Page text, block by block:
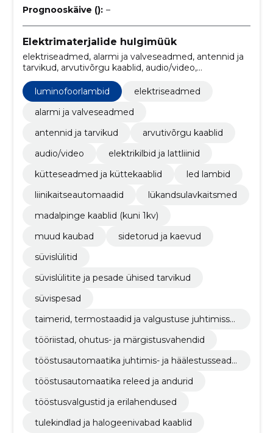
Prognooskäive (): –
Elektrimaterjalide hulgimüük
elektriseadmed, alarmi ja valveseadmed, antennid ja
tarvikud, arvutivõrgu kaablid, audio/video,
Elektrimootorid, kütteseadmed ja küttekaablid, LED
Lambid
luminofoorlambid
elektriseadmed
alarmi ja valveseadmed
antennid ja tarvikud
arvutivõrgu kaablid
audio/video
elektrikilbid ja lattliinid
kütteseadmed ja küttekaablid
led lambid
liinikaitseautomaadid
lükandsulavkaitsmed
madalpinge kaablid (kuni 1kv)
muud kaubad
sidetorud ja kaevud
süvislülitid
süvislülitite ja pesade ühised tarvikud
süvispesad
taimerid, termostaadid ja valgustuse juhtimisse
tööriistad, ohutus- ja märgistusvahendid
tööstusautomaatika juhtimis- ja häälestussead
tööstusautomaatika releed ja andurid
tööstusvalgustid ja erilahendused
tulekindlad ja halogeenivabad kaablid